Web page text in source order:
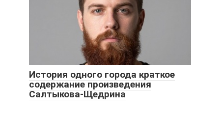
История одного города краткое
содержание произведения
Салтыкова-Щедрина